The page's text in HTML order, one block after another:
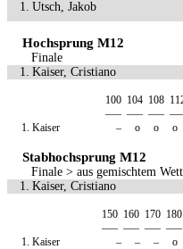
1.
Utsch, Jakob
Hochsprung M12
Finale
1.
Kaiser, Cristiano
100 104 108
—– —– —–
1. Kaiser – o o o
Stabhochsprung M12
Finale > aus gemischtem
1.
Kaiser, Cristiano
150 160 170 180
—– —– —– —–
1. Kaiser – – – o